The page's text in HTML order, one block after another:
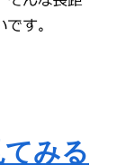
みる